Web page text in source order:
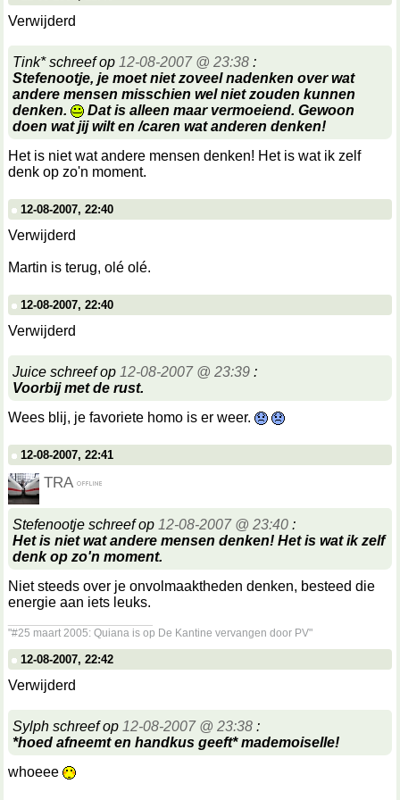
Verwijderd
Tink* schreef op 12-08-2007 @ 23:38 :
Stefenootje, je moet niet zoveel nadenken over wat
andere mensen misschien wel niet zouden kunnen
denken.
Dat is alleen maar vermoeiend. Gewoon
doen wat jij wilt en /caren wat anderen denken!
Het is niet wat andere mensen denken! Het is wat ik zelf
denk op zo'n moment.
12-08-2007, 22:40
Verwijderd
Martin is terug, olé olé.
12-08-2007, 22:40
Verwijderd
Juice schreef op 12-08-2007 @ 23:39 :
Voorbij met de rust.
Wees blij, je favoriete homo is er weer.
12-08-2007, 22:41
TRA
Stefenootje schreef op 12-08-2007 @ 23:40 :
Het is niet wat andere mensen denken! Het is wat ik zelf
denk op zo'n moment.
Niet steeds over je onvolmaaktheden denken, besteed die
energie aan iets leuks.
"#25 maart 2005: Quiana is op De Kantine vervangen door PV"
12-08-2007, 22:42
Verwijderd
Sylph schreef op 12-08-2007 @ 23:38 :
*hoed afneemt en handkus geeft* mademoiselle!
whoeee